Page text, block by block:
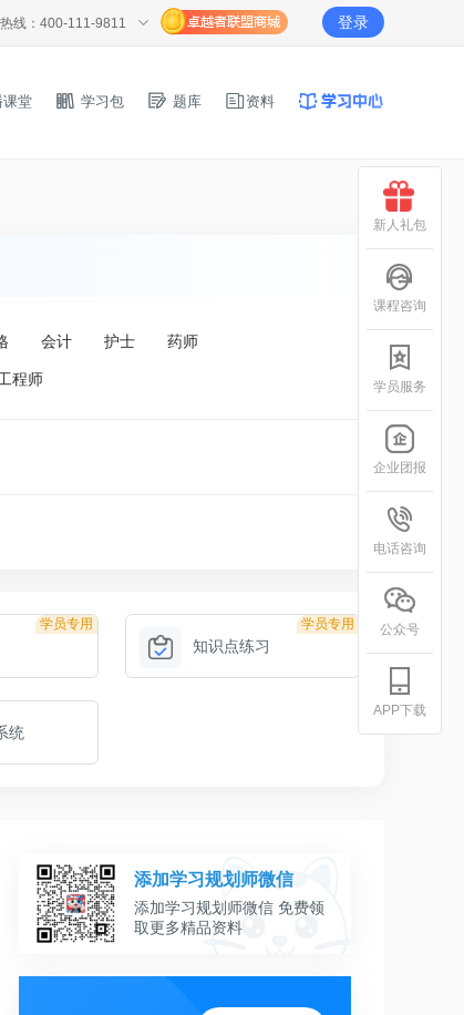
线：400-111-9811 登录
课堂 学习包 题库 资料
会计 护士 药师
程师
学员专用 学员专用
知识点练习
统
添加学习规划师微信
添加学习规划师微信 免费领
取更多精品资料
新人礼包
课程咨询
学员服务
企业团报
电话咨询
公众号
APP下载